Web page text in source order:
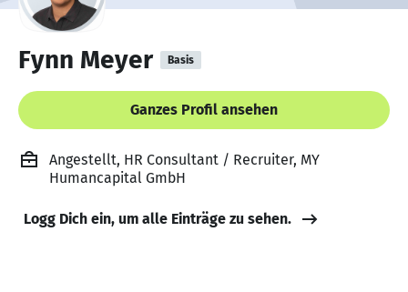
Fynn Meyer Basis
Ganzes Profil ansehen
Angestellt, HR Consultant / Recruiter, MY
Humancapital GmbH
Logg Dich ein, um alle Einträge zu sehen.